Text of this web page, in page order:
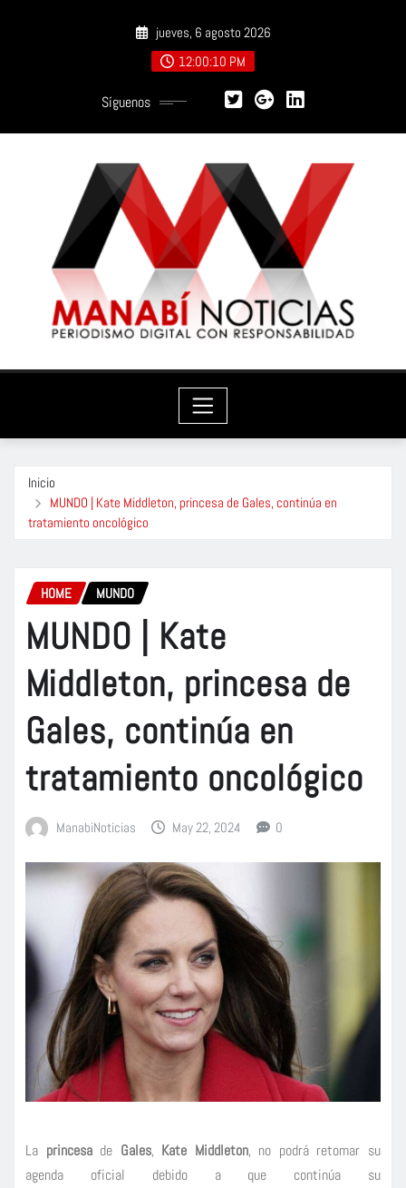
jueves, 6 agosto 2026
12:00:11 PM
Síguenos
Inicio
MUNDO | Kate Middleton, princesa de Gales, continúa en
tratamiento oncológico
HOME MUNDO
MUNDO | Kate
Middleton, princesa de
Gales, continúa en
tratamiento oncológico
ManabiNoticias May 22, 2024 0
La princesade Gales, Kate Middleton, no podrá retomar su
agenda oficial debido a que continúa su